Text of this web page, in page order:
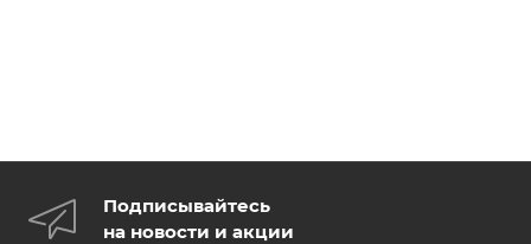
Подписывайтесь
на новости и акции